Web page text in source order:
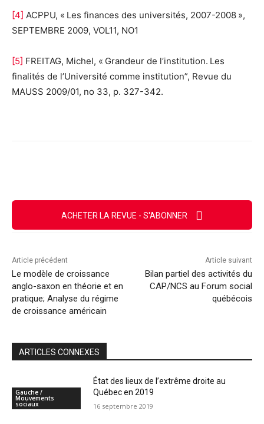
[4] ACPPU, « Les finances des universités, 2007-2008 »,
SEPTEMBRE 2009, VOL11, NO1
[5] FREITAG, Michel, « Grandeur de l’institution. Les
finalités de l’Université comme institution”, Revue du
MAUSS 2009/01, no 33, p. 327-342.
ACHETER LA REVUE - S'ABONNER
Article précédent
Le modèle de croissance
anglo-saxon en théorie et en
pratique; Analyse du régime
de croissance américain
Article suivant
Bilan partiel des activités du
CAP/NCS au Forum social
québécois
ARTICLES CONNEXES
Gauche /
Mouvements
sociaux
État des lieux de l’extrême droite au
Québec en 2019
16 septembre 2019